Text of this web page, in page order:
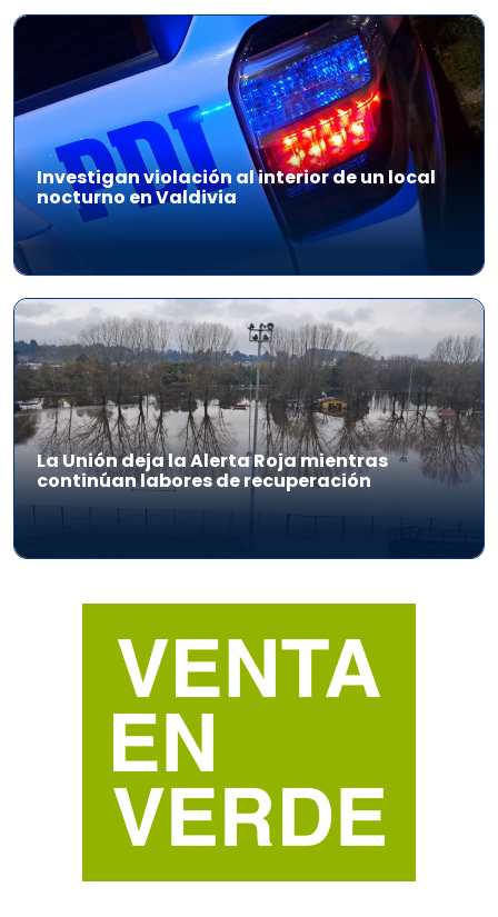
Investigan violación al interior de un local
nocturno en Valdivia
La Unión deja la Alerta Roja mientras
continúan labores de recuperación